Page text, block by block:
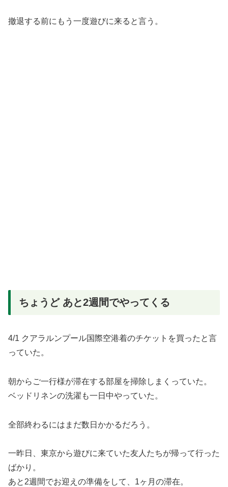
撤退する前にもう一度遊びに来ると言う。
ちょうど あと2週間でやってくる
4/1 クアラルンプール国際空港着のチケットを買ったと言
っていた。
朝からご一行様が滞在する部屋を掃除しまくっていた。
ベッドリネンの洗濯も一日中やっていた。
全部終わるにはまだ数日かかるだろう。
一昨日、東京から遊びに来ていた友人たちが帰って行った
ばかり。
あと2週間でお迎えの準備をして、1ヶ月の滞在。